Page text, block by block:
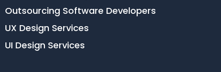
Outsourcing Software Developers
UX Design Services
UI Design Services